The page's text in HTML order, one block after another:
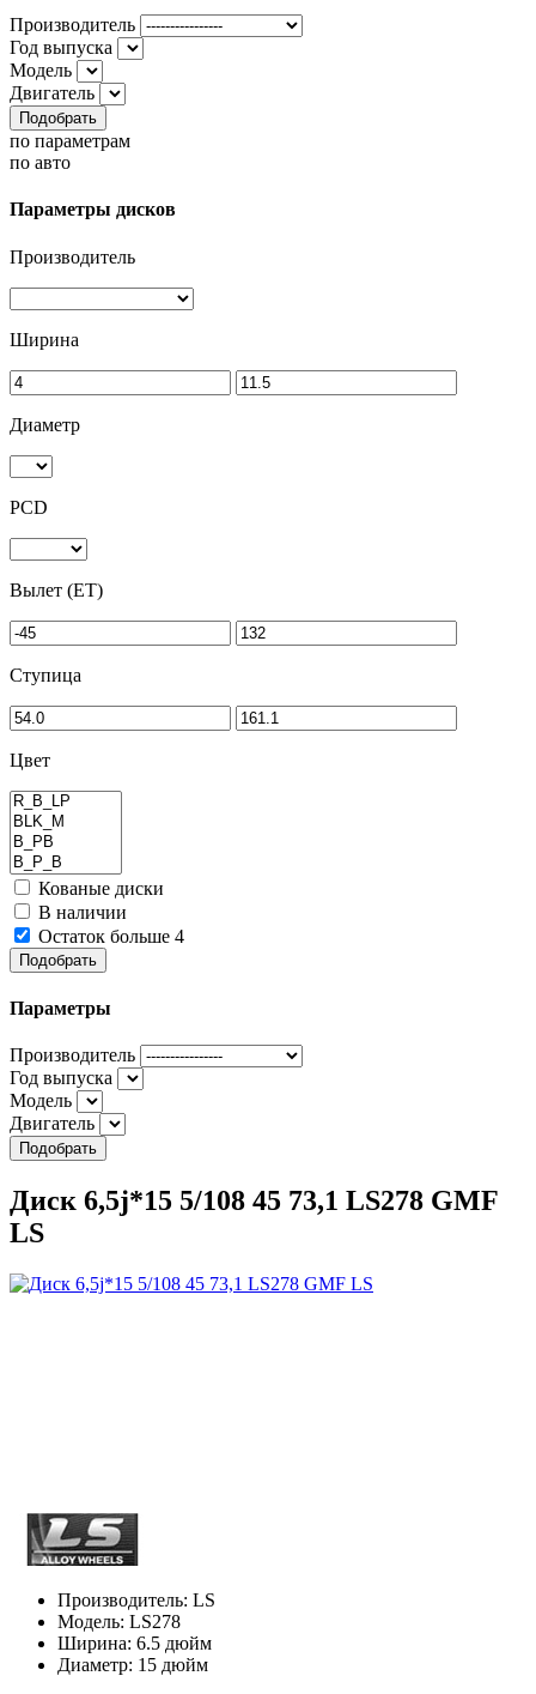
Производитель
Год выпуска
Модель
Двигатель
Подобрать
по параметрам
по авто
Параметры дисков
Производитель
Ширина
Диаметр
PCD
Вылет (ET)
Ступица
Цвет
Кованые диски
В наличии
Остаток больше 4
Подобрать
Параметры
Производитель
Год выпуска
Модель
Двигатель
Подобрать
Диск 6,5j*15 5/108 45 73,1 LS278 GMF
LS
Производитель: LS
Модель: LS278
Ширина: 6.5 дюйм
Диаметр: 15 дюйм